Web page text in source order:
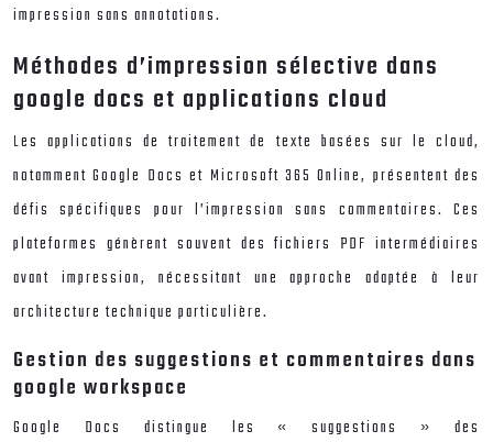
impression sans annotations.
Méthodes d’impression sélective dans
google docs et applications cloud
Les applications de traitement de texte basées sur le cloud,
notamment Google Docs et Microsoft 365 Online, présentent des
défis spécifiques pour l’impression sans commentaires. Ces
plateformes génèrent souvent des fichiers PDF intermédiaires
avant impression, nécessitant une approche adaptée à leur
architecture technique particulière.
Gestion des suggestions et commentaires dans
google workspace
Google Docs distingue les « suggestions » des